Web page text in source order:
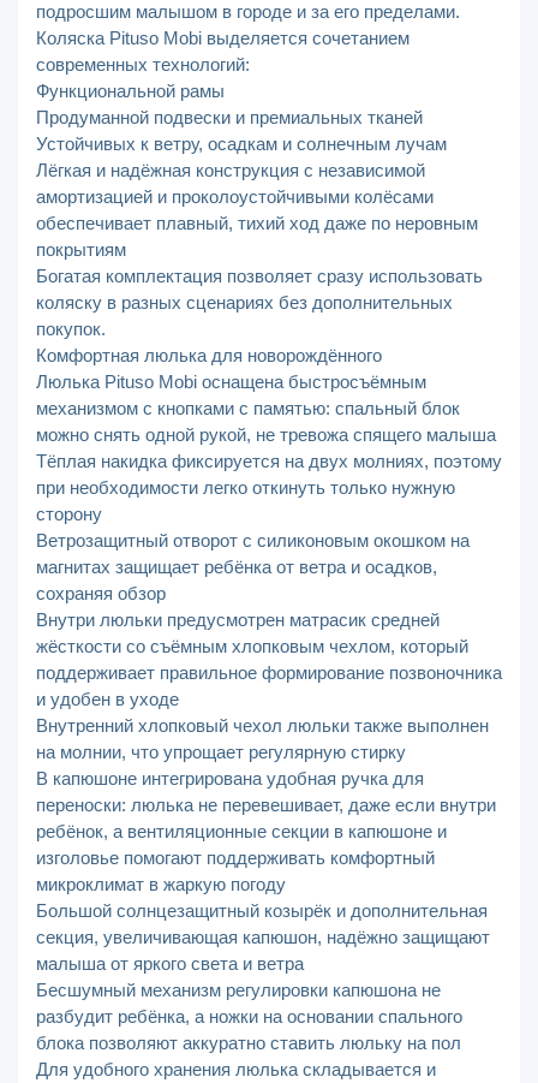
подросшим малышом в городе и за его пределами.
Коляска Pituso Mobi выделяется сочетанием
современных технологий:
Функциональной рамы
Продуманной подвески и премиальных тканей
Устойчивых к ветру, осадкам и солнечным лучам
Лёгкая и надёжная конструкция с независимой
амортизацией и проколоустойчивыми колёсами
обеспечивает плавный, тихий ход даже по неровным
покрытиям
Богатая комплектация позволяет сразу использовать
коляску в разных сценариях без дополнительных
покупок.
Комфортная люлька для новорождённого
Люлька Pituso Mobi оснащена быстросъёмным
механизмом с кнопками с памятью: спальный блок
можно снять одной рукой, не тревожа спящего малыша
Тёплая накидка фиксируется на двух молниях, поэтому
при необходимости легко откинуть только нужную
сторону
Ветрозащитный отворот с силиконовым окошком на
магнитах защищает ребёнка от ветра и осадков,
сохраняя обзор
Внутри люльки предусмотрен матрасик средней
жёсткости со съёмным хлопковым чехлом, который
поддерживает правильное формирование позвоночника
и удобен в уходе
Внутренний хлопковый чехол люльки также выполнен
на молнии, что упрощает регулярную стирку
В капюшоне интегрирована удобная ручка для
переноски: люлька не перевешивает, даже если внутри
ребёнок, а вентиляционные секции в капюшоне и
изголовье помогают поддерживать комфортный
микроклимат в жаркую погоду
Большой солнцезащитный козырёк и дополнительная
секция, увеличивающая капюшон, надёжно защищают
малыша от яркого света и ветра
Бесшумный механизм регулировки капюшона не
разбудит ребёнка, а ножки на основании спального
блока позволяют аккуратно ставить люльку на пол
Для удобного хранения люлька складывается и